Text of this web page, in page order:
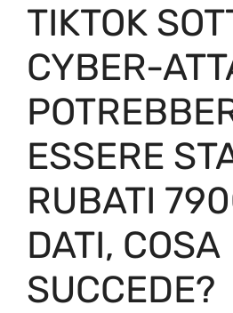
TIKTOK
CYBER-
ESSERE
RUBATI
DATI, COSA
SUCCEDE?